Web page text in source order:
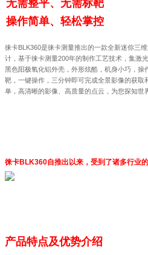
无需整平、无需标靶
操作简单、轻松掌控
徕卡BLK360是徕卡测量推出的一款全新迷你三
计，基于徕卡测量200年的制作工艺技术，集激
黑色阳极氧化铝外壳，外形炫酷，机身小巧，
靶，一键操作，三分钟即可完成全景影像的获
单，高清晰的影像、高质量的点云，为您探知世
徕卡BLK360自推出以来，受到了诸多行业
产品特点及优势介绍